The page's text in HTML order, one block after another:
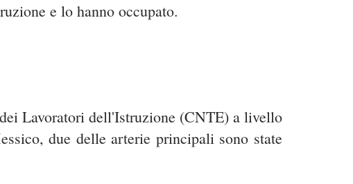
e lo hanno occupato.
Lavoratori dell'Istruzione (CNTE) a livello
due delle arterie principali sono state